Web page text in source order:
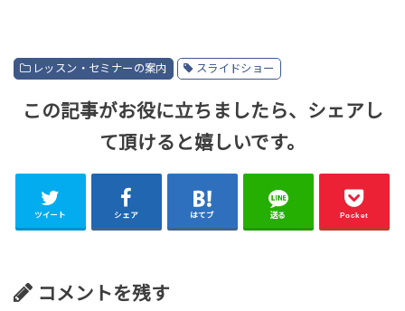
レッスン・セミナーの案内 スライドショー
この記事がお役に立ちましたら、シェアし
て頂けると嬉しいです。
ツイート シェア はてブ 送る Pocket
コメントを残す